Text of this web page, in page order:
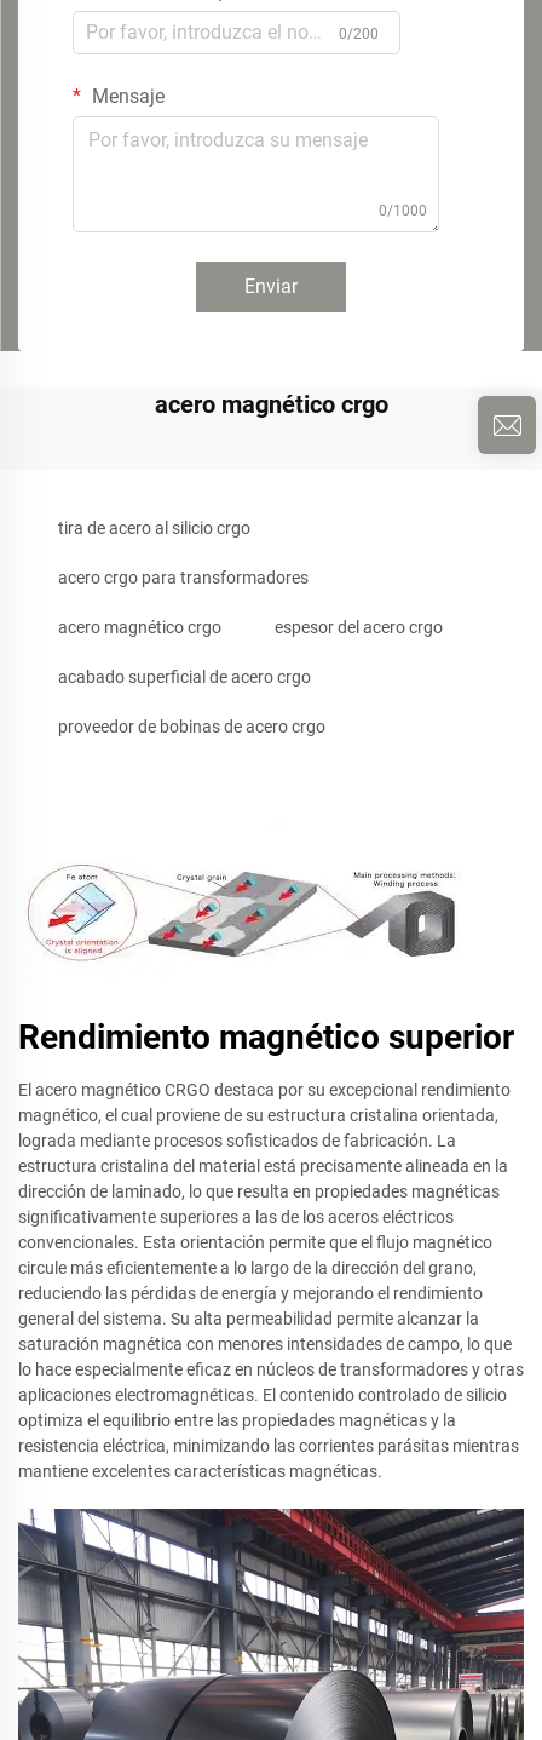
0/200
Mensaje
0/1000
Enviar
acero magnético crgo
tira de acero al silicio crgo
acero crgo para transformadores
acero magnético crgo espesor del acero crgo
acabado superficial de acero crgo
proveedor de bobinas de acero crgo
Rendimiento magnético superior
El acero magnético CRGO destaca por su excepcional rendimiento
magnético, el cual proviene de su estructura cristalina orientada,
lograda mediante procesos sofisticados de fabricación. La
estructura cristalina del material está precisamente alineada en la
dirección de laminado, lo que resulta en propiedades magnéticas
significativamente superiores a las de los aceros eléctricos
convencionales. Esta orientación permite que el flujo magnético
circule más eficientemente a lo largo de la dirección del grano,
reduciendo las pérdidas de energía y mejorando el rendimiento
general del sistema. Su alta permeabilidad permite alcanzar la
saturación magnética con menores intensidades de campo, lo que
lo hace especialmente eficaz en núcleos de transformadores y otras
aplicaciones electromagnéticas. El contenido controlado de silicio
optimiza el equilibrio entre las propiedades magnéticas y la
resistencia eléctrica, minimizando las corrientes parásitas mientras
mantiene excelentes características magnéticas.